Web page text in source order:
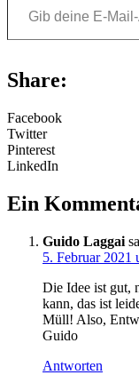
Share:
Facebook
Twitter
Pinterest
LinkedIn
Ein
Guido Laggai
5. Februar 2021
Die Idee ist gut,
kann, das ist
Müll! Also,
Guido
Antworten